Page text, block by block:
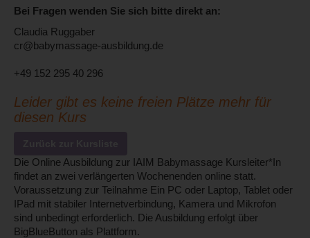
Bei Fragen wenden Sie sich bitte direkt an:
Claudia Ruggaber
cr@babymassage-ausbildung.de
+49 152 295 40 296
Leider gibt es keine freien Plätze mehr für
diesen Kurs
Die Online Ausbildung zur IAIM Babymassage Kursleiter*In
findet an zwei verlängerten Wochenenden online statt.
Voraussetzung zur Teilnahme Ein PC oder Laptop, Tablet oder
IPad mit stabiler Internetverbindung, Kamera und Mikrofon
sind unbedingt erforderlich. Die Ausbildung erfolgt über
BigBlueButton als Plattform.